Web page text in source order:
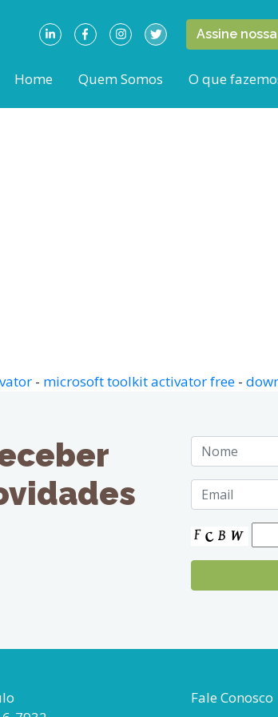
Assine
Home Quem Somos O que
- microsoft toolkit activator free-
Fale Conosco